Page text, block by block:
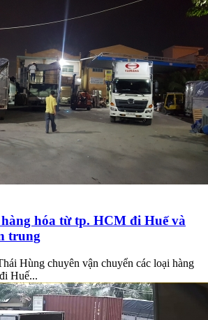
hóa từ tp. HCM đi Huế và
trung
Hùng chuyên vận chuyển các loại hàng
Huế...